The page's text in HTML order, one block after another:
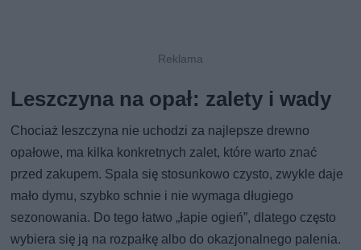
Leszczyna na opał: zalety i wady
Chociaż leszczyna nie uchodzi za najlepsze drewno
opałowe, ma kilka konkretnych zalet, które warto znać
przed zakupem. Spala się stosunkowo czysto, zwykle daje
mało dymu, szybko schnie i nie wymaga długiego
sezonowania. Do tego łatwo „łapie ogień”, dlatego często
wybiera się ją na rozpałkę albo do okazjonalnego palenia.